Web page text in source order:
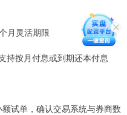
月灵活期限
持按月付息或到期还本付息
试单，确认交易系统与券商数